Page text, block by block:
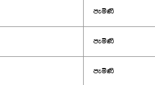
පැමිණි
පැමිණි
පැමිණි